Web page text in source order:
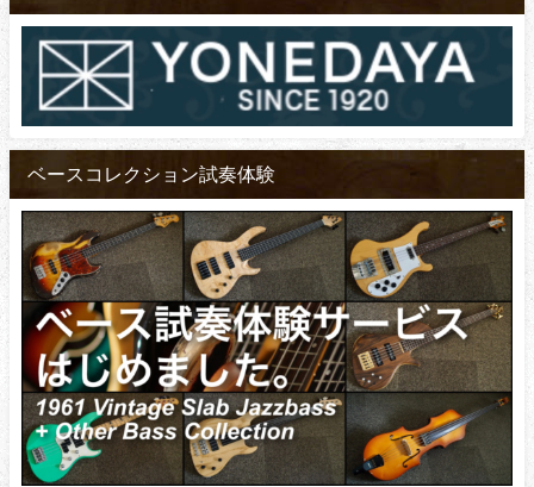
ベースコレクション試奏体験